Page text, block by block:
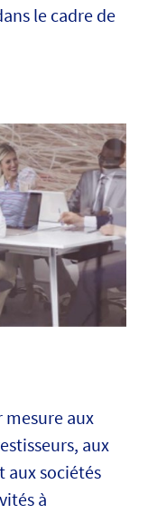
le cadre de
mesure aux
aux
aux sociétés
à